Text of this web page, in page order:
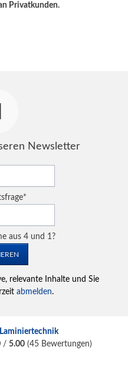
Privatkunden.
Newsletter
*
aus 4 und 1?
relevante Inhalte und Sie
abmelden.
/ 5.00(45Bewertungen)